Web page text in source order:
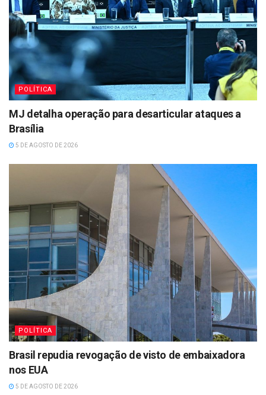
POLÍTICA
MJ detalha operação para desarticular ataques a
Brasília
5 DE AGOSTO DE 2026
POLÍTICA
Brasil repudia revogação de visto de embaixadora
nos EUA
5 DE AGOSTO DE 2026